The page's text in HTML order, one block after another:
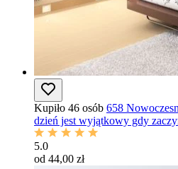
Kupiło 46 osób 658
dzień jest wyjątkowy gdy
5.0
od 44,00 zł